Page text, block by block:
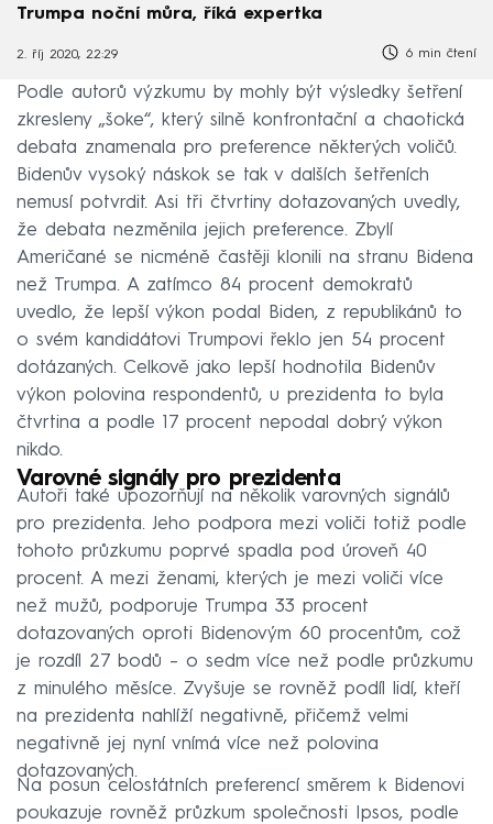
Trumpa noční můra, říká expertka
2. říj 2020, 22:29 6 min čtení
Podle autorů výzkumu by mohly být výsledky šetření
zkresleny „šoke“, který silně konfrontační a chaotická
debata znamenala pro preference některých voličů.
Bidenův vysoký náskok se tak v dalších šetřeních
nemusí potvrdit. Asi tři čtvrtiny dotazovaných uvedly,
že debata nezměnila jejich preference. Zbylí
Američané se nicméně častěji klonili na stranu Bidena
než Trumpa. A zatímco 84 procent demokratů
uvedlo, že lepší výkon podal Biden, z republikánů to
o svém kandidátovi Trumpovi řeklo jen 54 procent
dotázaných. Celkově jako lepší hodnotila Bidenův
výkon polovina respondentů, u prezidenta to byla
čtvrtina a podle 17 procent nepodal dobrý výkon
nikdo.
Varovné signály pro prezidenta
Autoři také upozorňují na několik varovných signálů
pro prezidenta. Jeho podpora mezi voliči totiž podle
tohoto průzkumu poprvé spadla pod úroveň 40
procent. A mezi ženami, kterých je mezi voliči více
než mužů, podporuje Trumpa 33 procent
dotazovaných oproti Bidenovým 60 procentům, což
je rozdíl 27 bodů – o sedm více než podle průzkumu
z minulého měsíce. Zvyšuje se rovněž podíl lidí, kteří
na prezidenta nahlíží negativně, přičemž velmi
negativně jej nyní vnímá více než polovina
dotazovaných.
Na posun celostátních preferencí směrem k Bidenovi
poukazuje rovněž průzkum společnosti Ipsos, podle